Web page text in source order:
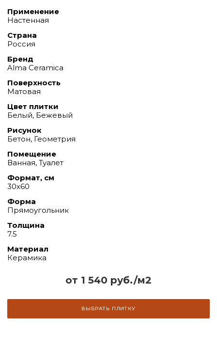
от 1 540 руб./м2
ВЫБРАТЬ ПЛИТКУ
Применение
Настенная
Страна
Россия
Бренд
Alma Ceramica
Поверхность
Матовая
Цвет плитки
Белый, Бежевый
Рисунок
Бетон, Геометрия
Помещение
Ванная, Туалет
Формат, см
30х60
Форма
Прямоугольник
Толщина
7.5
Материал
Керамика